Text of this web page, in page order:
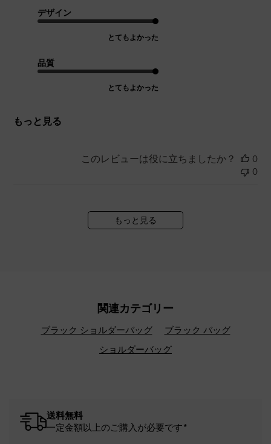
デザイン
とてもよかった
品質
とてもよかった
もっと見る
このレビューは役に立ちましたか？
0
0
もっと見る
関連カテゴリー
ブラック ショルダーバッグ
ブラック バッグ
ショルダーバッグ
送料無料
一定金額以上のご購入が必要です*